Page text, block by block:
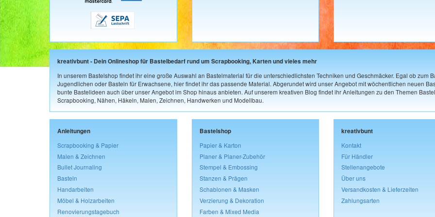
kreativbunt - Dein Onlineshop für Bastelbedarf rund um Scrapbooking, Karten und vieles mehr
In unserem Bastelshop findet ihr eine große Auswahl an Bastelmaterial für die unterschiedlichsten Techniken und Geschmäcker. Egal ob zum
Jugendlichen oder Basteln für Erwachsene, hier findet ihr das passende Material. Abgerundet wird unser Angebot mit wöchentlichen neuen
bunte Bastelideen auch über unser Angebot im Shop hinaus anbieten. Auf unserem kreativen Blog findet ihr Anleitungen zu den Themen
Scrapbooking, Nähen, Häkeln, Malen, Zeichnen, Handwerken und Modellbau.
Anleitungen
Scrapbooking & Papier
Malen & Zeichnen
Bullet Journaling
Basteln
Handarbeiten
Möbel & Holzarbeiten
Renovierungstagebuch
Bastelshop
Papier & Karton
Planer & Planer-Zubehör
Stempel & Embossing
Stanzen & Prägen
Schablonen & Masken
Verzierung & Dekoration
Farben & Mixed Media
kreativbunt
Kontakt
Für Händler
Stellenangebote
Über uns
Versandkosten & Lieferzeiten
Zahlungsarten